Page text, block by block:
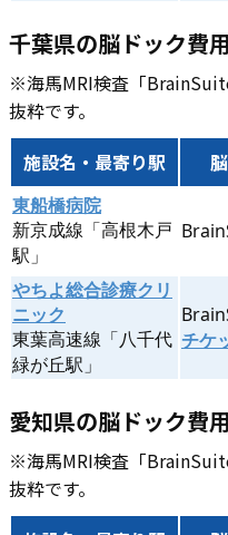
千葉県の脳ドック費用
※海馬MRI検査「
抜粋です。
施設名・最寄り駅
東船橋病院
新京成線「高根木戸
駅」
やちよ総合診療クリ
ニック
東葉高速線「八千代
緑が丘駅」
チケ
愛知県の脳ドック費用
※海馬MRI検査「
抜粋です。